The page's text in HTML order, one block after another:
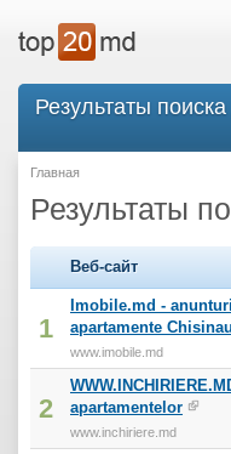
Результаты
Главная
Результаты
Веб-сайт
1
Imobile.md -
apartamente
www.imobile.md
2
apartamentelor
www.inchiriere.md